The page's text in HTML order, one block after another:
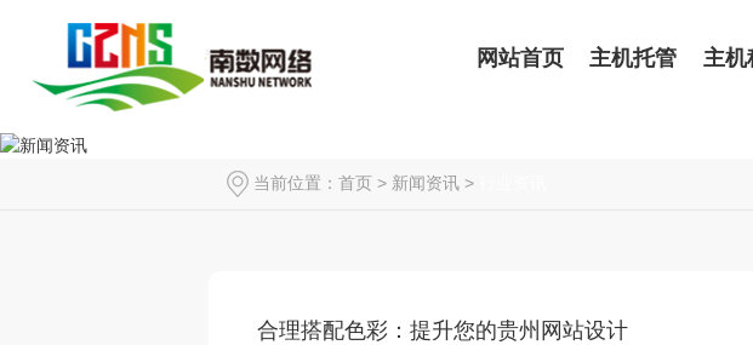
网站首页 主机托管 主机
当前位置： 首页 > 新闻资讯 >
合理搭配色彩：提升您的贵州网站设计